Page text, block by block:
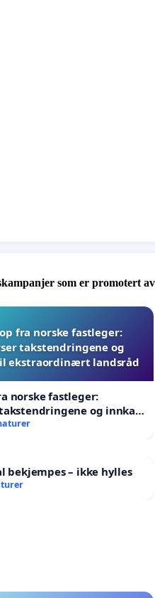
som er promotert
fra norske fastleger:
takstendringene og
ekstraordinært landsråd
norske fastleger:
og innkall
landsråd
bekjempes – ikke hylles